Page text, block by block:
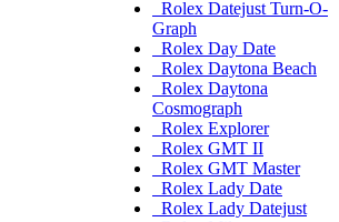
Rolex Datejust Turn-O-
Graph
Rolex Day Date
Rolex Daytona Beach
Rolex Daytona
Cosmograph
Rolex Explorer
Rolex GMT II
Rolex GMT Master
Rolex Lady Date
Rolex Lady Datejust